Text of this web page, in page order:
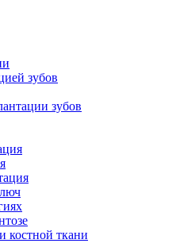
зубов
зубов
костной ткани